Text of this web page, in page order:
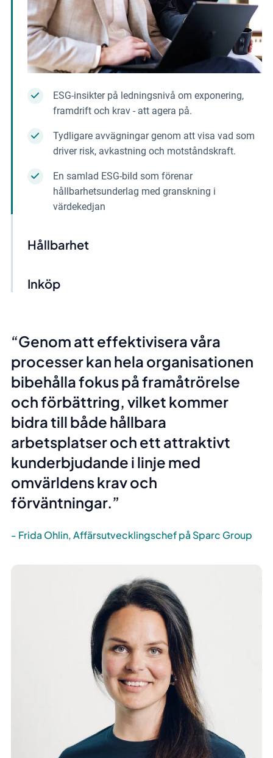
ESG-insikter på ledningsnivå om exponering,
framdrift och krav - att agera på.
Tydligare avvägningar genom att visa vad som
driver risk, avkastning och motståndskraft.
En samlad ESG-bild som förenar
hållbarhetsunderlag med granskning i
värdekedjan
Hållbarhet
Inköp
Genom att effektivisera våra
processer kan hela organisationen
bibehålla fokus på framåtrörelse
och förbättring, vilket kommer
bidra till både hållbara
arbetsplatser och ett attraktivt
kunderbjudande i linje med
omvärldens krav och
förväntningar.
Frida Ohlin, Affärsutvecklingschef på Sparc Group